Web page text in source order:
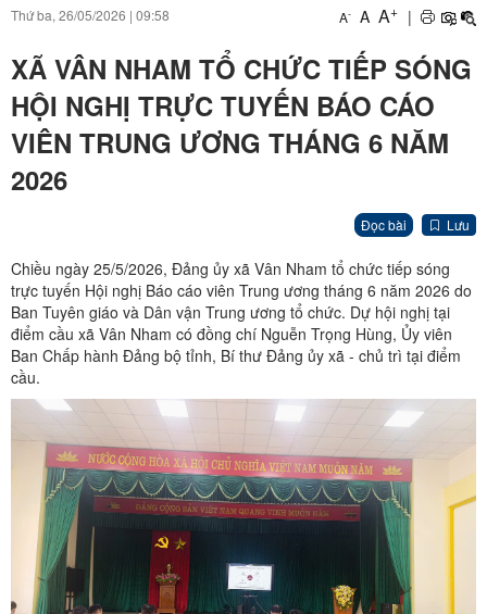
Thứ ba, 26/05/2026 | 09:58 A- A A+ |
XÃ VÂN NHAM TỔ CHỨC TIẾP SÓNG
HỘI NGHỊ TRỰC TUYẾN BÁO CÁO
VIÊN TRUNG ƯƠNG THÁNG 6 NĂM
2026
Đọc bài Lưu
Chiều ngày 25/5/2026, Đảng ủy xã Vân Nham tổ chức tiếp sóng
trực tuyến Hội nghị Báo cáo viên Trung ương tháng 6 năm 2026 do
Ban Tuyên giáo và Dân vận Trung ương tổ chức. Dự hội nghị tại
điểm cầu xã Vân Nham có đồng chí Nguễn Trọng Hùng, Ủy viên
Ban Chấp hành Đảng bộ tỉnh, Bí thư Đảng ủy xã - chủ trì tại điểm
cầu.